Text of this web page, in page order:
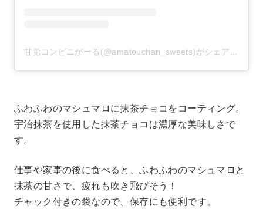
甘党コンビニがーる(@amatouchan_sweets)がシェアした投稿
ふわふわのマシュマロに抹茶チョコをコーティング。
宇治抹茶を使用した抹茶チョコは濃厚な美味しさで
す。
仕事や家事の後に食べると、ふわふわのマシュマロと
抹茶の甘さで、疲れも吹き飛びそう！
チャック付きの袋なので、保存にも便利です。